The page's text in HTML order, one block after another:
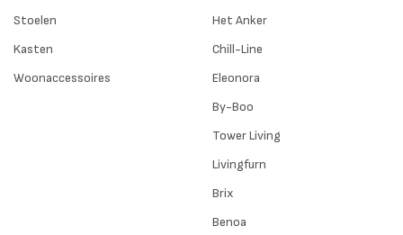
Stoelen
Kasten
Woonaccessoires
Het Anker
Chill-Line
Eleonora
By-Boo
Tower Living
Livingfurn
Brix
Benoa